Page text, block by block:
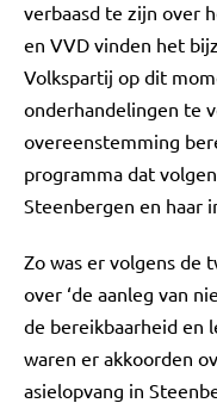
verbaasd te zijn over
en VVD vinden het
Volkspartij op dit
onderhandelingen te
overeenstemming
programma dat
Steenbergen en haar
Zo was er volgens de
over ‘de aanleg van
de bereikbaarheid en
waren er akkoorden
asielopvang in